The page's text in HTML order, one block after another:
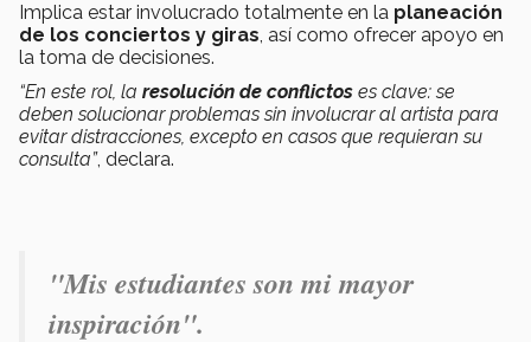
Implica estar involucrado totalmente en la planeación
de los conciertos y giras, así como ofrecer apoyo en
la toma de decisiones.
“En este rol, la resolución de conflictos es clave: se
deben solucionar problemas sin involucrar al artista para
evitar distracciones, excepto en casos que requieran su
consulta”, declara.
"Mis estudiantes son mi mayor
inspiración".